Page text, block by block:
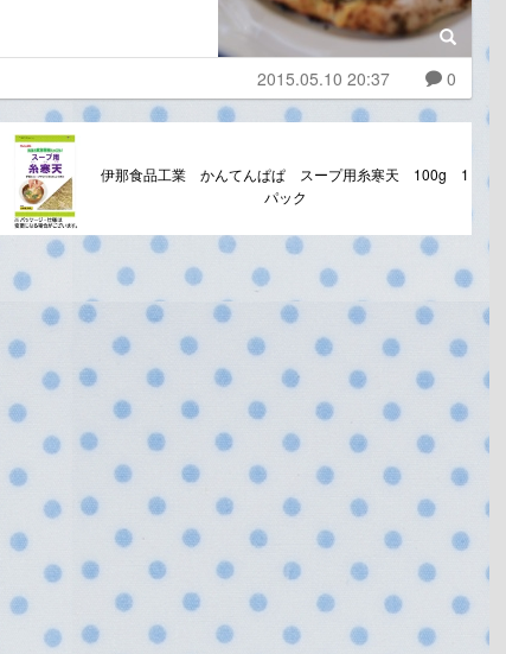
2015.05.10 20:37 0
伊那食品工業 かんてんぱぱ スープ用糸寒天 100g 1
パック